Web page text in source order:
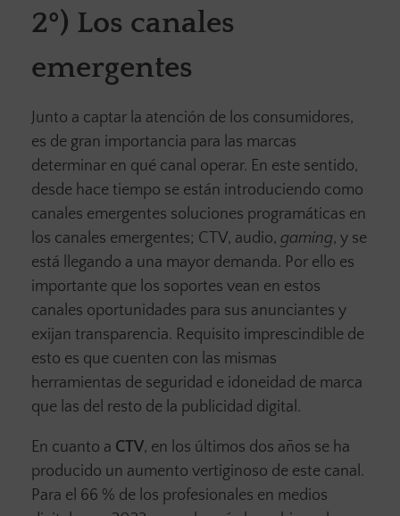
2º) Los canales
emergentes
Junto a captar la atención de los consumidores,
es de gran importancia para las marcas
determinar en qué canal operar. En este sentido,
desde hace tiempo se están introduciendo como
canales emergentes soluciones programáticas en
los canales emergentes; CTV, audio, gaming, y se
está llegando a una mayor demanda. Por ello es
importante que los soportes vean en estos
canales oportunidades para sus anunciantes y
exijan transparencia. Requisito imprescindible de
esto es que cuenten con las mismas
herramientas de seguridad e idoneidad de marca
que las del resto de la publicidad digital.
En cuanto a CTV, en los últimos dos años se ha
producido un aumento vertiginoso de este canal.
Para el 66 % de los profesionales en medios